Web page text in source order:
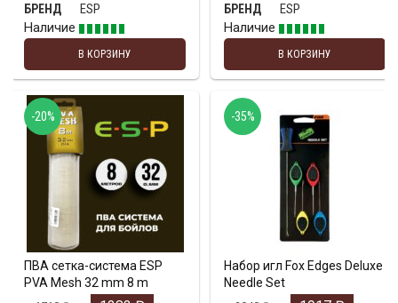
БРЕНД
ESP
Наличие
В КОРЗИНУ
БРЕНД
ESP
Наличие
В КОРЗИНУ
ПВА сетка-система ESP
PVA Mesh 32 mm 8 m
-20%
Набор игл Fox Edges Deluxe
Needle Set
-35%